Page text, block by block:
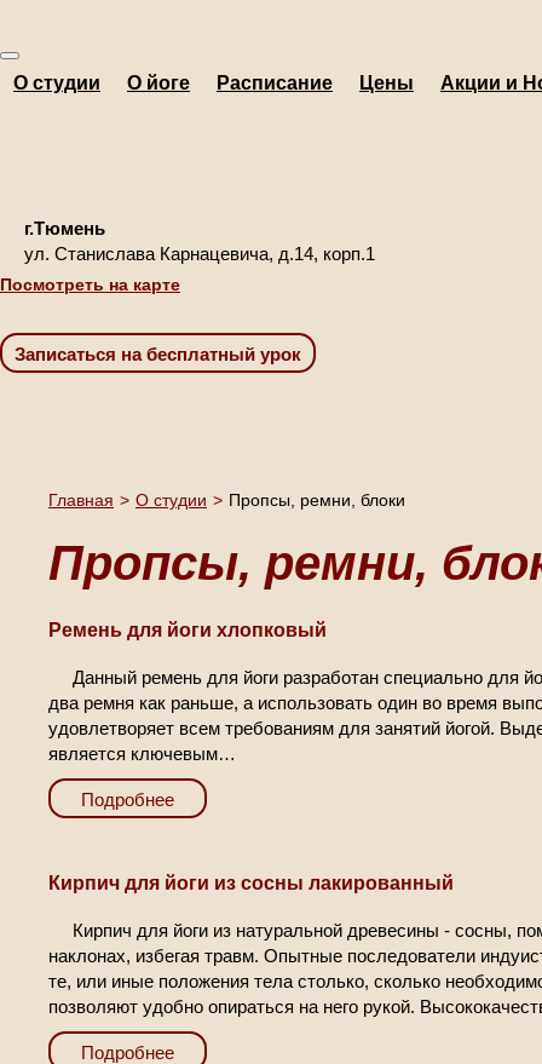
О студии О йоге Расписание Цены Акции и
г.Тюмень
ул. Станислава Карнацевича, д.14, корп.1
Посмотреть на карте
Главная > О студии > Пропсы, ремни, блоки
Пропсы, ремни,
Рeмeнь для йoги хлопковый
Данный ремень для йоги разработан специально для
два ремня как раньше, а использовать один во время
удовлетворяет всем требованиям для занятий йогой.
является ключевым…
Подробнее
Кирпич для йoги из сoсны лакированный
Кирпич для йоги из натуральной древесины - сосны,
наклонах, избегая травм. Опытные последователи
те, или иные положения тела столько, сколько
позволяют удобно опираться на него рукой.
Подробнее